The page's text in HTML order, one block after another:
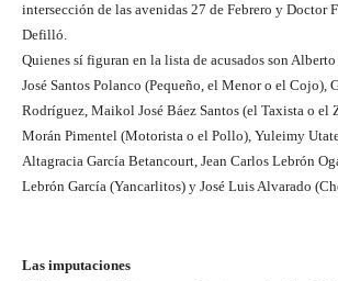
intersección de las avenidas 27 de Febrero y Doctor
Defilló.
Quienes sí figuran en la lista de acusados son
José Santos Polanco (Pequeño, el Menor o el Cojo),
Rodríguez, Maikol José Báez Santos (el Taxista o el
Morán Pimentel (Motorista o el Pollo), Yuleimy
Altagracia García Betancourt, Jean Carlos Lebrón
Lebrón García (Yancarlitos) y José Luis Alvarado
Las imputaciones